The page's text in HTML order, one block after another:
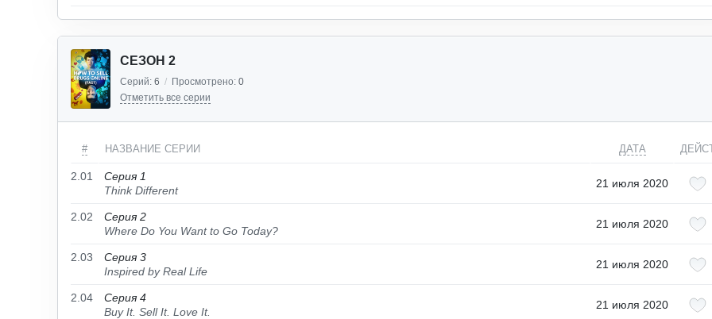
СЕЗОН 2
Серий: 6 / Просмотрено: 0
Отметить все серии
# НАЗВАНИЕ СЕРИИ ДАТА
2.01
Серия 1
Think Different
21 июля 2020
2.02
Серия 2
Where Do You Want to Go Today?
21 июля 2020
2.03
Серия 3
Inspired by Real Life
21 июля 2020
2.04
Серия 4
Buy It. Sell It. Love It.
21 июля 2020